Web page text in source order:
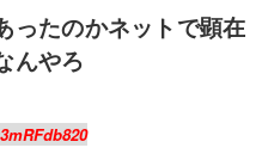
ったのかネットで顕在
んやろ